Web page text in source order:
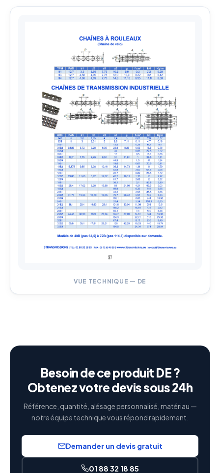
VUE TECHNIQUE — DE
Besoin de ce produit DE ?
Obtenez votre devis sous 24h
Référence, quantité, alésage personnalisé, matériau —
notre équipe technique vous répond rapidement.
Demander un devis gratuit
01 88 32 18 85